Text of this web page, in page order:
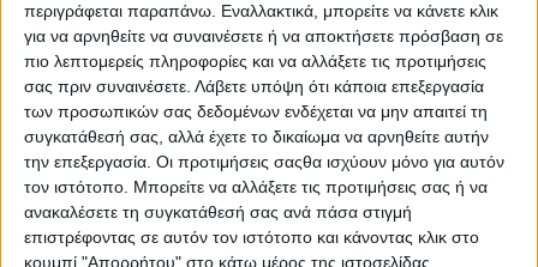
περιγράφεται παραπάνω. Εναλλακτικά, μπορείτε να κάνετε κλικ
για να αρνηθείτε να συναινέσετε ή να αποκτήσετε πρόσβαση σε
πιο λεπτομερείς πληροφορίες και να αλλάξετε τις προτιμήσεις
σας πριν συναινέσετε. Λάβετε υπόψη ότι κάποια επεξεργασία
των προσωπικών σας δεδομένων ενδέχεται να μην απαιτεί τη
συγκατάθεσή σας, αλλά έχετε το δικαίωμα να αρνηθείτε αυτήν
την επεξεργασία. Οι προτιμήσεις σαςθα ισχύουν μόνο για αυτόν
τον ιστότοπο. Μπορείτε να αλλάξετε τις προτιμήσεις σας ή να
ανακαλέσετε τη συγκατάθεσή σας ανά πάσα στιγμή
επιστρέφοντας σε αυτόν τον ιστότοπο και κάνοντας κλικ στο
κουμπί "Απορρήτου" στο κάτω μέρος της ιστοσελίδας.